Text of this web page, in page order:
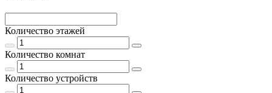
Количество этажей
Количество комнат
Количество устройств